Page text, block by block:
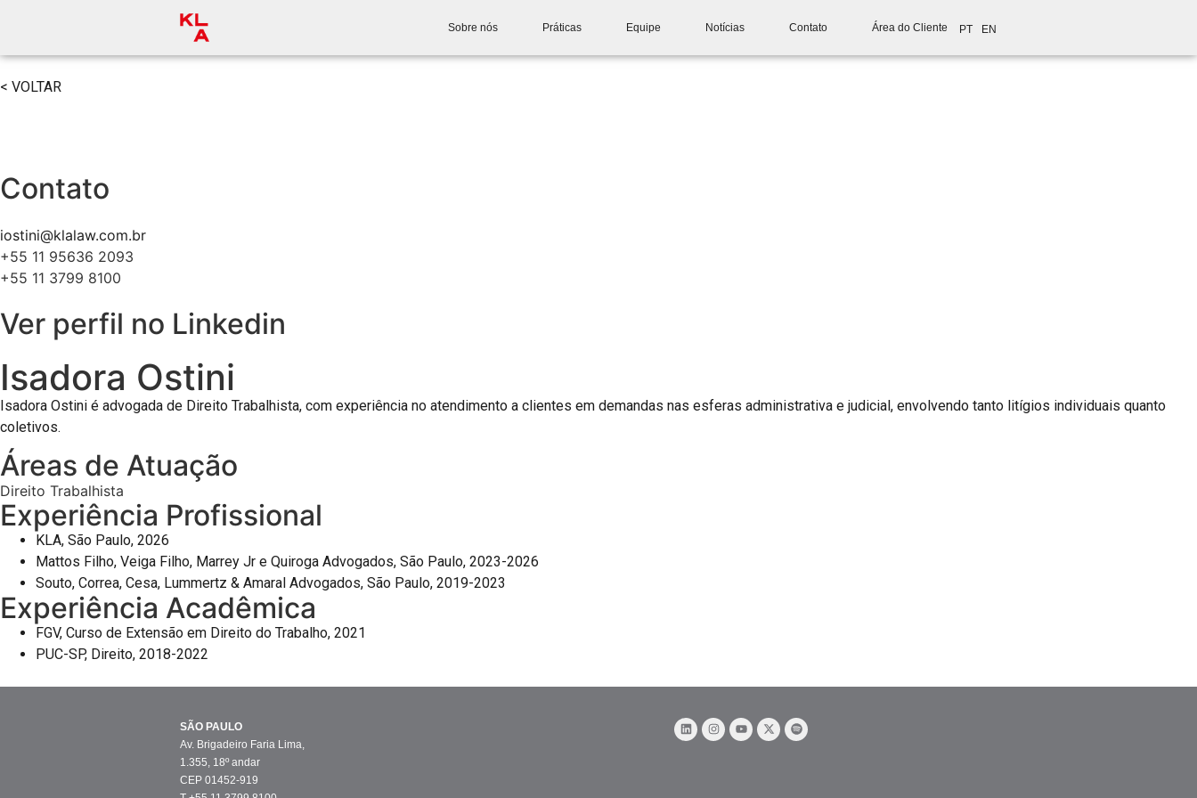
Sobre nós Práticas Equipe Notícias Contato Área do Cliente PT EN
< VOLTAR
Contato
iostini@klalaw.com.br
+55 11 95636 2093
+55 11 3799 8100
Ver perfil no Linkedin
Isadora Ostini
Isadora Ostini é advogada de Direito Trabalhista, com experiência no atendimento a clientes em demandas nas esferas administrativa e judicial, envolvendo tanto litígios individuais quanto
coletivos.
Áreas de Atuação
Direito Trabalhista
Experiência Profissional
KLA, São Paulo, 2026
Mattos Filho, Veiga Filho, Marrey Jr e Quiroga Advogados, São Paulo, 2023-2026
Souto, Correa, Cesa, Lummertz & Amaral Advogados, São Paulo, 2019-2023
Experiência Acadêmica
FGV, Curso de Extensão em Direito do Trabalho, 2021
PUC-SP, Direito, 2018-2022
SÃO PAULO
Av. Brigadeiro Faria Lima,
1.355, 18º andar
CEP 01452-919